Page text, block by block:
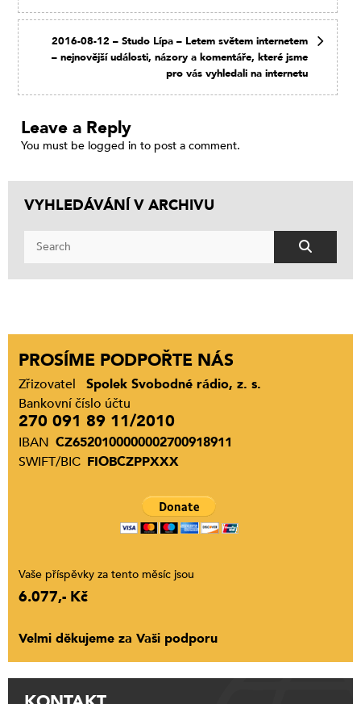
2016-08-12 – Studo Lípa – Letem světem internetem
– nejnovější události, názory a komentáře, které jsme
pro vás vyhledali na internetu
Leave a Reply
You must be logged in to post a comment.
VYHLEDÁVÁNÍ V ARCHIVU
PROSÍME PODPOŘTE NÁS
Zřizovatel
Spolek Svobodné rádio, z. s.
Bankovní číslo účtu
270 091 89 11/2010
IBAN CZ6520100000002700918911
SWIFT/BIC FIOBCZPPXXX
Vaše příspěvky za tento měsíc jsou
6.077,- Kč
Velmi děkujeme za Vaši podporu